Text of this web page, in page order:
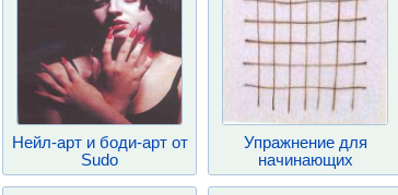
Нейл-арт и боди-арт от
Sudo
Упражнение для
начинающих